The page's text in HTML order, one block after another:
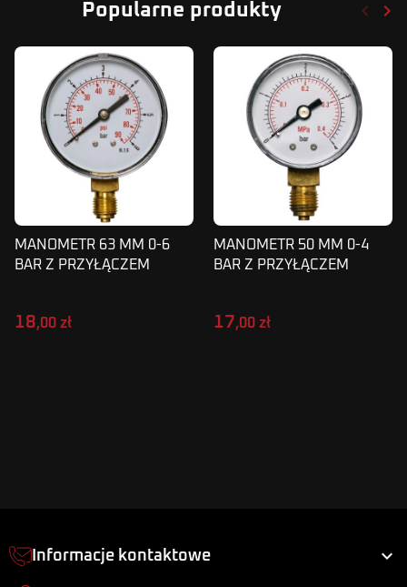
Popularne produkty keyboard_arrow_left keyboard_arrow_right
MANOMETR 63 MM 0-6
BAR Z PRZYŁĄCZEM
18,00 zł
MANOMETR 50 MM 0-4
BAR Z PRZYŁĄCZEM
17,00 zł
Informacje kontaktowe
